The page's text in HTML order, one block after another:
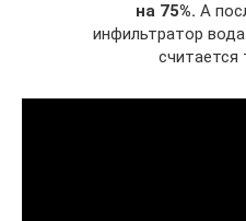
на 75%. А
инфильтратор
считается